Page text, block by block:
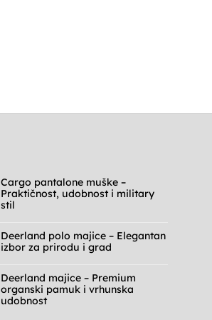
Cargo pantalone muške –
Praktičnost, udobnost i military
stil
na
Cargo
pantalone
Praktičnost,
udobnost
i
military
stil
Deerland polo majice – Elegantan
izbor za prirodu i grad
na
Deerland
polo
majice
–
Deerland majice – Premium
organski pamuk i vrhunska
udobnost